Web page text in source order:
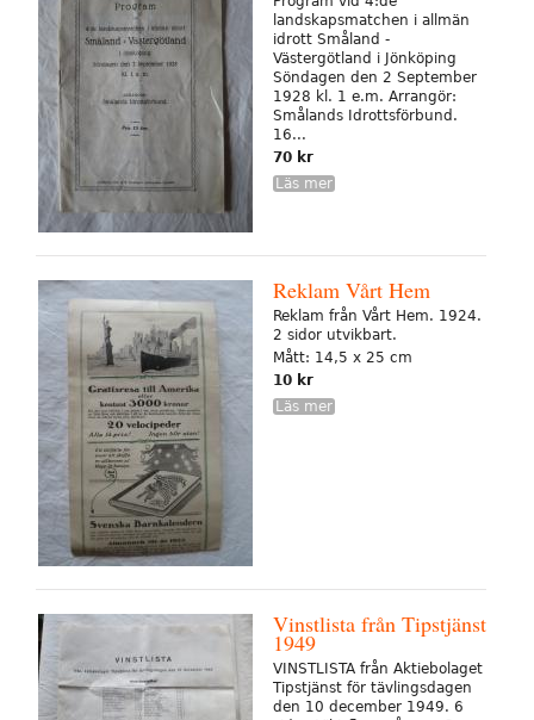
landskapsmatchen i allmän
idrott Småland -
Västergötland i Jönköping
Söndagen den 2 September
1928 kl. 1 e.m. Arrangör:
Smålands Idrottsförbund.
16...
70 kr
Läs mer
Reklam Vårt Hem
Reklam från Vårt Hem. 1924.
2 sidor utvikbart.
Mått: 14,5 x 25 cm
10 kr
Läs mer
Vinstlista från Tipstjänst
1949
VINSTLISTA från Aktiebolaget
Tipstjänst för tävlingsdagen
den 10 december 1949. 6